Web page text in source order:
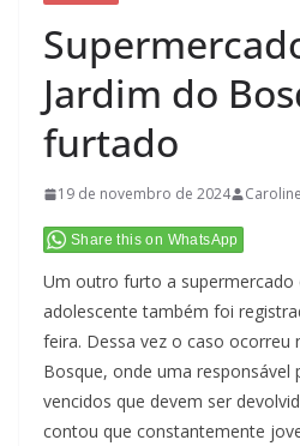
Jardim do
furtado
19 de novembro de 2024
Share this on WhatsApp
Um outro furto a
adolescente também foi
feira. Dessa vez o caso ocorreu
Bosque, onde uma responsável
vencidos que devem ser
contou que constantemente